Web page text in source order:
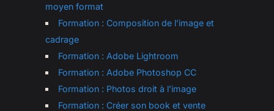
moyen format
Formation : Composition de l’image et
cadrage
Formation : Adobe Lightroom
Formation : Adobe Photoshop CC
Formation : Photos droit à l’image
Formation : Créer son book et vente